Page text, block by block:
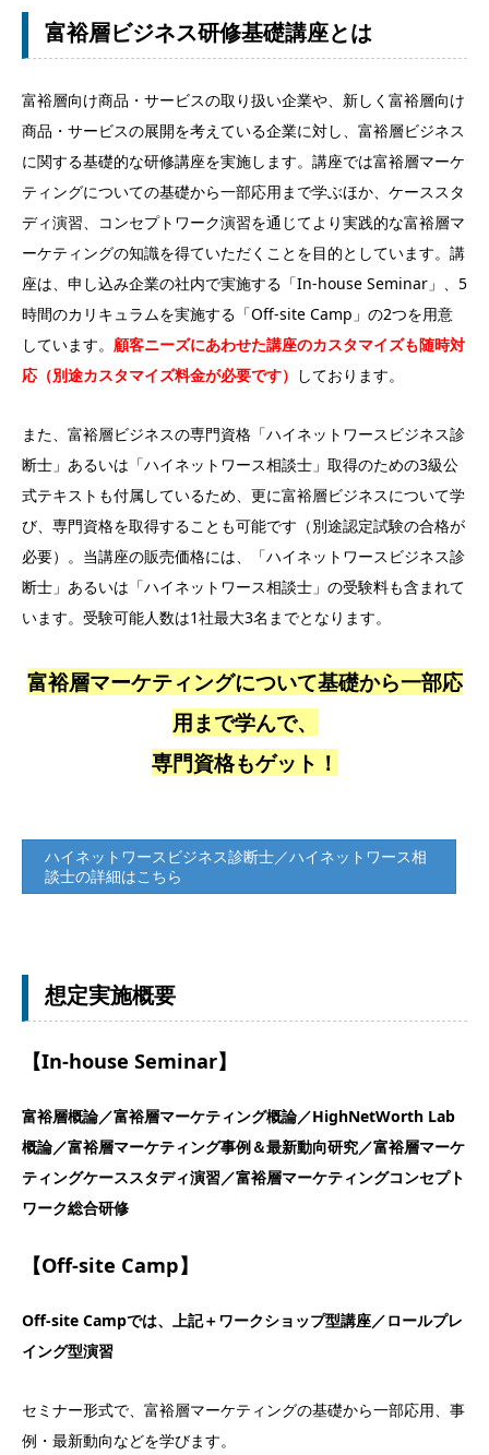
富裕層ビジネス研修基礎講座とは
富裕層向け商品・サービスの取り扱い企業や、新しく富裕層向け
商品・サービスの展開を考えている企業に対し、富裕層ビジネス
に関する基礎的な研修講座を実施します。講座では富裕層マーケ
ティングについての基礎から一部応用まで学ぶほか、ケーススタ
ディ演習、コンセプトワーク演習を通じてより実践的な富裕層マ
ーケティングの知識を得ていただくことを目的としています。講
座は、申し込み企業の社内で実施する「In-house Seminar」、5
時間のカリキュラムを実施する「Off-site Camp」の2つを用意
しています。 顧客ニーズにあわせた講座のカスタマイズも随時対
応（別途カスタマイズ料金が必要です） しております。
また、富裕層ビジネスの専門資格「ハイネットワースビジネス診
断士」あるいは「ハイネットワース相談士」取得のための3級公
式テキストも付属しているため、更に富裕層ビジネスについて学
び、専門資格を取得することも可能です（別途認定試験の合格が
必要）。当講座の販売価格には、「ハイネットワースビジネス診
断士」あるいは「ハイネットワース相談士」の受験料も含まれて
います。受験可能人数は1社最大3名までとなります。
富裕層マーケティングについて基礎から一部応
用まで学んで、
専門資格もゲット！
ハイネットワースビジネス診断士／ハイネットワース相
談士の詳細はこちら
想定実施概要
【In-house Seminar】
富裕層概論／富裕層マーケティング概論／HighNetWorth Lab
概論／富裕層マーケティング事例＆最新動向研究／富裕層マーケ
ティングケーススタディ演習／富裕層マーケティングコンセプト
ワーク総合研修
【Off-site Camp】
Off-site Campでは、上記＋ワークショップ型講座／ロールプレ
イング型演習
セミナー形式で、富裕層マーケティングの基礎から一部応用、事
例・最新動向などを学びます。